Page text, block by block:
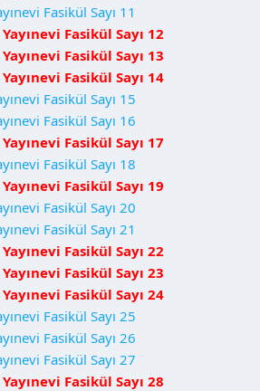
Fasikül Sayı 11
Fasikül Sayı 12
Fasikül Sayı 13
Fasikül Sayı 14
Fasikül Sayı 15
Fasikül Sayı 16
Fasikül Sayı 17
Fasikül Sayı 18
Fasikül Sayı 19
Fasikül Sayı 20
Fasikül Sayı 21
Fasikül Sayı 22
Fasikül Sayı 23
Fasikül Sayı 24
Fasikül Sayı 25
Fasikül Sayı 26
Fasikül Sayı 27
Fasikül Sayı 28